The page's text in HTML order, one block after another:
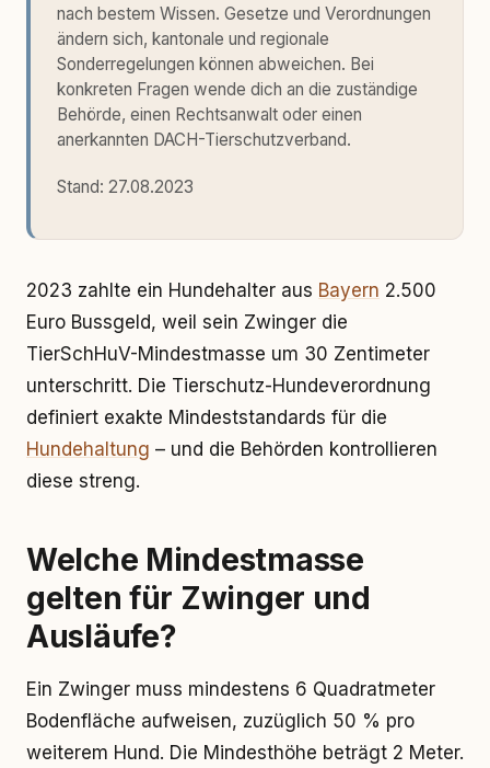
nach bestem Wissen. Gesetze und Verordnungen
ändern sich, kantonale und regionale
Sonderregelungen können abweichen. Bei
konkreten Fragen wende dich an die zuständige
Behörde, einen Rechtsanwalt oder einen
anerkannten DACH-Tierschutzverband.
Stand: 27.08.2023
2023 zahlte ein Hundehalter aus Bayern 2.500
Euro Bussgeld, weil sein Zwinger die
TierSchHuV-Mindestmasse um 30 Zentimeter
unterschritt. Die Tierschutz-Hundeverordnung
definiert exakte Mindeststandards für die
Hundehaltung – und die Behörden kontrollieren
diese streng.
Welche Mindestmasse
gelten für Zwinger und
Ausläufe?
Ein Zwinger muss mindestens 6 Quadratmeter
Bodenfläche aufweisen, zuzüglich 50 % pro
weiterem Hund. Die Mindesthöhe beträgt 2 Meter.